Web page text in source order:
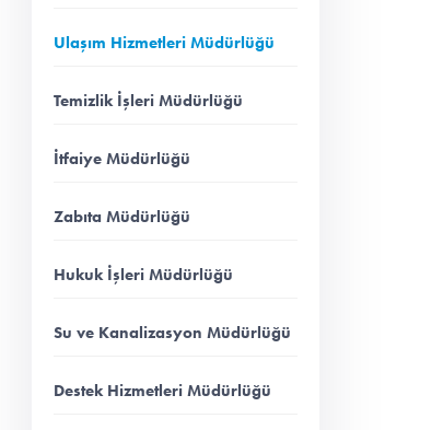
Ulaşım Hizmetleri Müdürlüğü
Temizlik İşleri Müdürlüğü
İtfaiye Müdürlüğü
Zabıta Müdürlüğü
Hukuk İşleri Müdürlüğü
Su ve Kanalizasyon Müdürlüğü
Destek Hizmetleri Müdürlüğü